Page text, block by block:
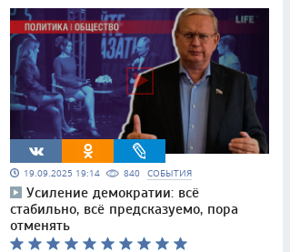
19.09.2025 19:14 840 СОБЫТИЯ
Усиление демократии: всё
стабильно, всё предсказуемо, пора
отменять